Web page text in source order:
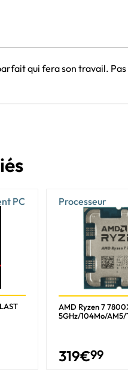
qui fera son travail.
PC Processeur
AMD Ryzen 7
5GHz/104Mo/
319€99